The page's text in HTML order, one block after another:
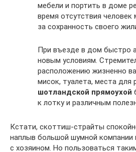
мебели и портить в доме
время отсутствия
за сохранность своего
При въезде в дом быстро
новым условиям.
расположению жизненно
мисок, туалета, места для
шотландской прямоухой
к лотку и различным
Кстати, скоттиш-страйты
наплыв большой шумной компании
с хозяином. Но пользоваться